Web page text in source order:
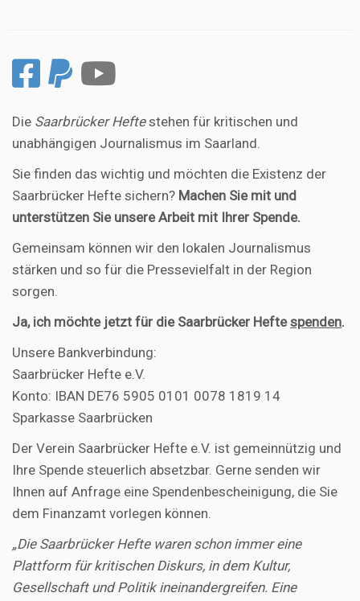
Die Saarbrücker Heftestehen für kritischen und
unabhängigen Journalismus im Saarland.
Sie finden das wichtig und möchten die Existenz der
Saarbrücker Hefte sichern? Machen Sie mit und
unterstützen Sie unsere Arbeit mit Ihrer Spende.
Gemeinsam können wir den lokalen Journalismus
stärken und so für die Pressevielfalt in der Region
sorgen.
Ja, ich möchte jetzt für die Saarbrücker Heftespenden.
Unsere Bankverbindung:
Saarbrücker Hefte e.V.
Konto: IBAN DE76 5905 0101 0078 1819 14
Sparkasse Saarbrücken
Der Verein Saarbrücker Hefte e.V. ist gemeinnützig und
Ihre Spende steuerlich absetzbar. Gerne senden wir
Ihnen auf Anfrage eine Spendenbescheinigung, die Sie
dem Finanzamt vorlegen können.
„Die Saarbrücker Hefte waren schon immer eine
Plattform für kritischen Diskurs, in dem Kultur,
Gesellschaft und Politik ineinandergreifen. Eine